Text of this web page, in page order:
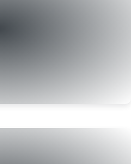
até